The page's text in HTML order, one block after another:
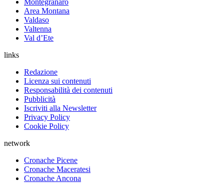
Montegranaro
Area Montana
Valdaso
Valtenna
Val d’Ete
links
Redazione
Licenza sui contenuti
Responsabilità dei contenuti
Pubblicità
Iscriviti alla Newsletter
Privacy Policy
Cookie Policy
network
Cronache Picene
Cronache Maceratesi
Cronache Ancona